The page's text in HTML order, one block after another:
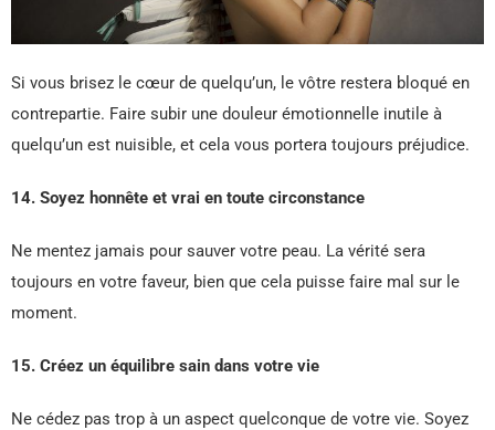
Si vous brisez le cœur de quelqu’un, le vôtre restera bloqué en
contrepartie. Faire subir une douleur émotionnelle inutile à
quelqu’un est nuisible, et cela vous portera toujours préjudice.
14. Soyez honnête et vrai en toute circonstance
Ne mentez jamais pour sauver votre peau. La vérité sera
toujours en votre faveur, bien que cela puisse faire mal sur le
moment.
15. Créez un équilibre sain dans votre vie
Ne cédez pas trop à un aspect quelconque de votre vie. Soyez